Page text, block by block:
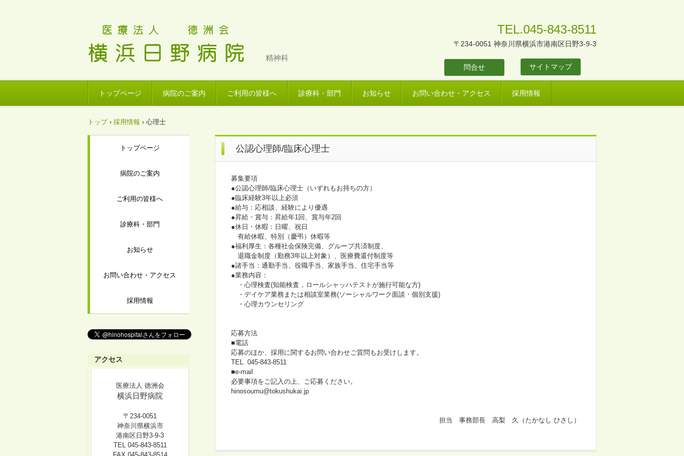
TEL.045-843-8511
〒234-0051 神奈川県横浜市港南区日野3-9-3
精神科
問合せ サイトマップ
トップページ 病院のご案内 ご利用の皆様へ 診療科・部門 お知らせ お問い合わせ・アクセス 採用情報
トップ › 採用情報 › 心理士
公認心理師/臨床心理士
募集要項
●公認心理師/臨床心理士（いずれもお持ちの方）
●臨床経験3年以上必須
●給与：応相談、経験により優遇
●昇給・賞与：昇給年1回、賞与年2回
●休日・休暇：日曜、祝日
有給休暇、特別（慶弔）休暇等
●福利厚生：各種社会保険完備、グループ共済制度、
退職金制度（勤務3年以上対象）、医療費還付制度等
●諸手当：通勤手当、役職手当、家族手当、住宅手当等
●業務内容：
・心理検査(知能検査，ロールシャッハテストが施行可能な方)
・デイケア業務または相談室業務(ソーシャルワーク面談・個別支援)
・心理カウンセリング
応募方法
■電話
応募のほか、採用に関するお問い合わせご質問もお受けします。
TEL. 045-843-8511
■e-mail
必要事項をご記入の上、ご応募ください。
hinosoumu@tokushukai.jp
担当 事務部長 高梨 久（たかなし ひさし）
トップページ
病院のご案内
ご利用の皆様へ
診療科・部門
お知らせ
お問い合わせ・アクセス
採用情報
アクセス
医療法人 徳洲会
横浜日野病院
〒234-0051
神奈川県横浜市
港南区日野3-9-3
TEL 045-843-8511